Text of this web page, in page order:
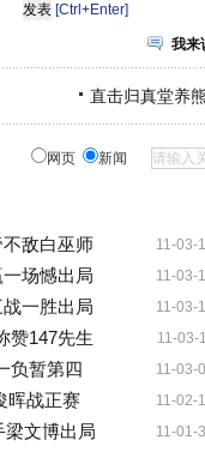
[Ctrl+Enter]
我来
直击归真堂养
网页 新闻
11-03-
敌白巫师
11-03-
场憾出局
11-03-
一胜出局
11-03-
赞147先生
11-03-
负暂第四
11-02-
晖战正赛
11-01-
梁文博出局